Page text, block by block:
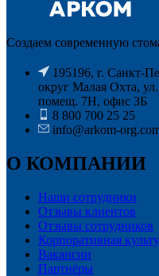
Создаем современную
195196, г. Санкт-
округ Малая Охта,
помещ. 7Н, офис ЗБ
8 800 700 25 25
info@arkom-
О КОМПАНИИ
Наши сотрудники
Отзывы клиентов
Отзывы сотрудников
Корпоративная
Вакансии
Партнёры